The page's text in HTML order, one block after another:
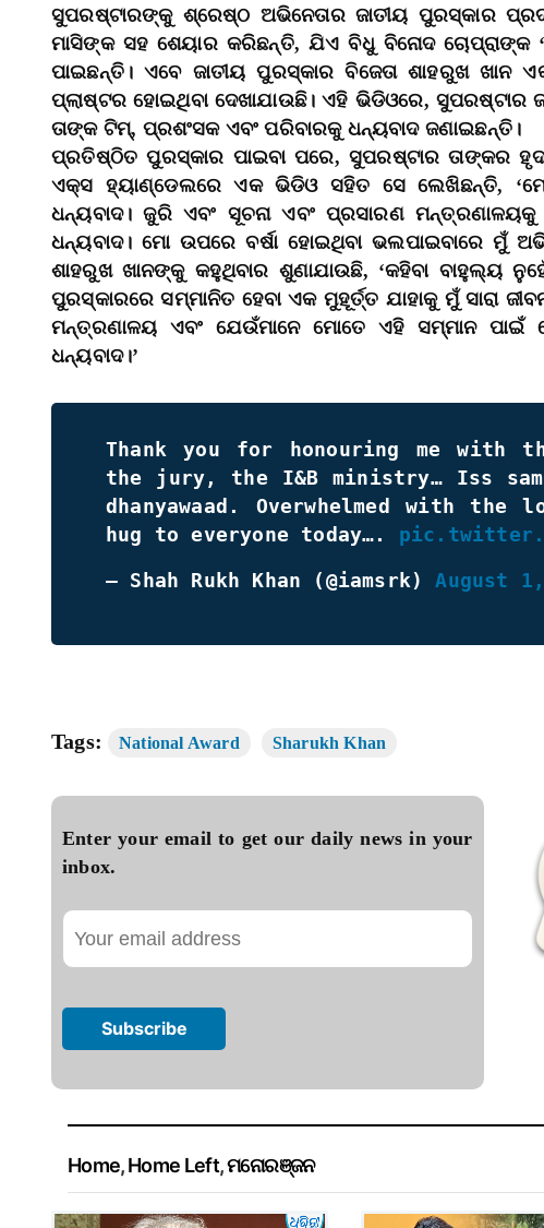
ସୁପରଷ୍ଟାରଙ୍କୁ ଶ୍ରେଷ୍ଠ ଅଭିନେତାର ଜାତୀୟ ପୁରସ୍କାର
ମାସିଙ୍କ ସହ ଶେୟାର କରିଛନ୍ତି, ଯିଏ ବିଧୁ ବିନୋଦ ଚୋପ୍ରାଙ୍କ
ପାଇଛନ୍ତି। ଏବେ ଜାତୀୟ ପୁରସ୍କାର ବିଜେତା ଶାହରୁଖ
ପ୍ଲାଷ୍ଟର ହୋଇଥିବା ଦେଖାଯାଉଛି। ଏହି ଭିଡିଓରେ, ସୁପରଷ୍ଟାର
ତାଙ୍କ ଟିମ୍‌, ପ୍ରଶଂସକ ଏବଂ ପରିବାରକୁ ଧନ୍ୟବାଦ ଜଣାଇଛନ୍ତି।
ପ୍ରତିଷ୍ଠିତ ପୁରସ୍କାର ପାଇବା ପରେ, ସୁପରଷ୍ଟାର ତାଙ୍କର
ଏକ୍ସ ହ୍ୟାଣ୍ଡେଲରେ ଏକ ଭିଡିଓ ସହିତ ସେ ଲେଖିଛନ୍ତି,
ଧନ୍ୟବାଦ। ଜୁରି ଏବଂ ସୂଚନା ଏବଂ ପ୍ରସାରଣ
ଧନ୍ୟବାଦ। ମୋ ଉପରେ ବର୍ଷା ହୋଇଥିବା ଭଲପାଇବାରେ
ଶାହରୁଖ ଖାନଙ୍କୁ କହୁଥିବାର ଶୁଣାଯାଉଛି, ‘କହିବା ବାହୁଲ୍ୟ
ପୁରସ୍କାରରେ ସମ୍ମାନିତ ହେବା ଏକ ମୁହୂର୍ତ୍ତ ଯାହାକୁ ମୁଁ ସାରା
ମନ୍ତ୍ରଣାଳୟ ଏବଂ ଯେଉଁମାନେ ମୋତେ ଏହି ସମ୍ମାନ
ଧନ୍ୟବାଦ।’
Thank you for honouring me with
the jury, the I&B ministry… Iss
dhanyawaad. Overwhelmed with the
hug to everyone today….
— Shah Rukh Khan (@iamsrk)August
Tags: National Award Sharukh Khan
Enter your email to get our daily news in your
inbox.
Home,Home Left,ମନୋରଞ୍ଜନ